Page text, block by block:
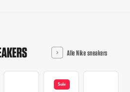
Alle Nike sneakers
Sale